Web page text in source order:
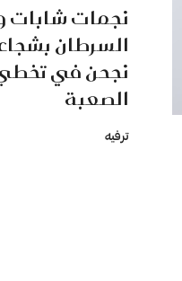
نجمات
السرطان
نجحن في تخطي
الصعبة
ترفيه